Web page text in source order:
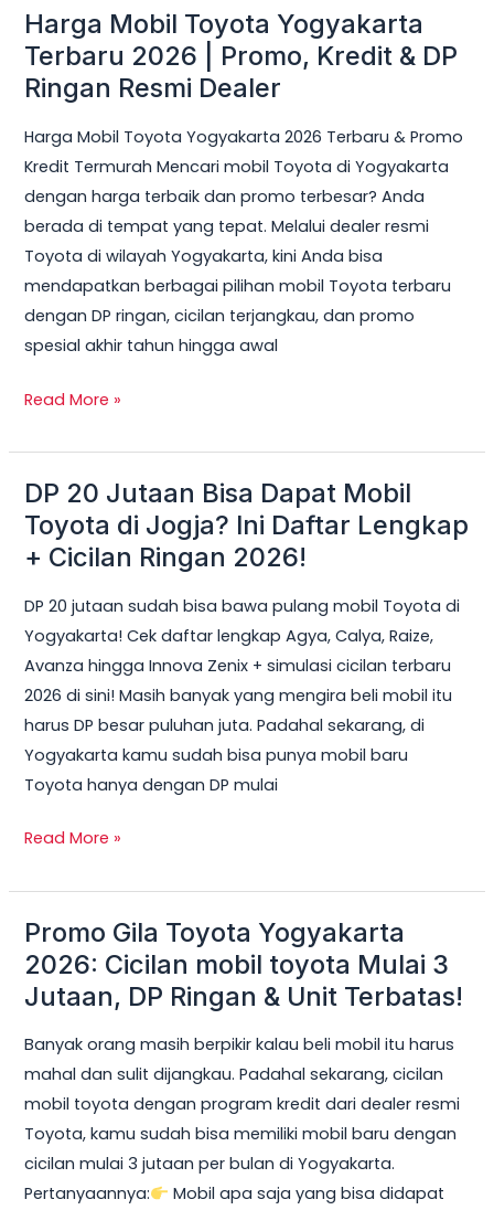
Harga Mobil Toyota Yogyakarta
Terbaru 2026 | Promo, Kredit & DP
Ringan Resmi Dealer
Harga Mobil Toyota Yogyakarta 2026 Terbaru & Promo
Kredit Termurah Mencari mobil Toyota di Yogyakarta
dengan harga terbaik dan promo terbesar? Anda
berada di tempat yang tepat. Melalui dealer resmi
Toyota di wilayah Yogyakarta, kini Anda bisa
mendapatkan berbagai pilihan mobil Toyota terbaru
dengan DP ringan, cicilan terjangkau, dan promo
spesial akhir tahun hingga awal
Harga
Mobil
Toyota
Terbaru
2026
|
Promo,
Kredit
&
DP
Ringan
Dealer
Read More »
DP 20 Jutaan Bisa Dapat Mobil
Toyota di Jogja? Ini Daftar Lengkap
+ Cicilan Ringan 2026!
DP 20 jutaan sudah bisa bawa pulang mobil Toyota di
Yogyakarta! Cek daftar lengkap Agya, Calya, Raize,
Avanza hingga Innova Zenix + simulasi cicilan terbaru
2026 di sini! Masih banyak yang mengira beli mobil itu
harus DP besar puluhan juta. Padahal sekarang, di
Yogyakarta kamu sudah bisa punya mobil baru
Toyota hanya dengan DP mulai
DP
20
Jutaan
Dapat
Mobil
Toyota
di
Jogja?
Ini
Daftar
+
2026!
Read More »
Promo Gila Toyota Yogyakarta
2026: Cicilan mobil toyota Mulai 3
Jutaan, DP Ringan & Unit Terbatas!
Banyak orang masih berpikir kalau beli mobil itu harus
mahal dan sulit dijangkau. Padahal sekarang, cicilan
mobil toyota dengan program kredit dari dealer resmi
Toyota, kamu sudah bisa memiliki mobil baru dengan
cicilan mulai 3 jutaan per bulan di Yogyakarta.
Pertanyaannya:
Mobil apa saja yang bisa didapat
Promo
Gila
Toyota
2026:
Cicilan
mobil
toyota
Mulai
3